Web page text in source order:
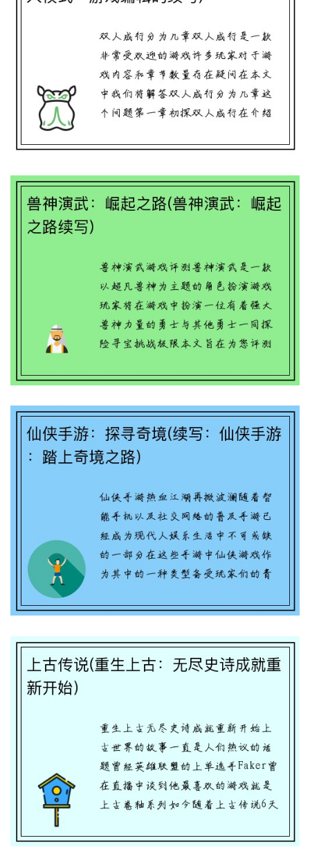
双人成行：玩转游戏双人模式(玩转双人模
式：游戏编辑的续写)
兽神演武：崛起之路(兽神演武：崛起之路
续写)
仙侠手游：探寻奇境(续写：仙侠手游：踏
上奇境之路)
上古传说(重生上古：无尽史诗成就重新开
始)